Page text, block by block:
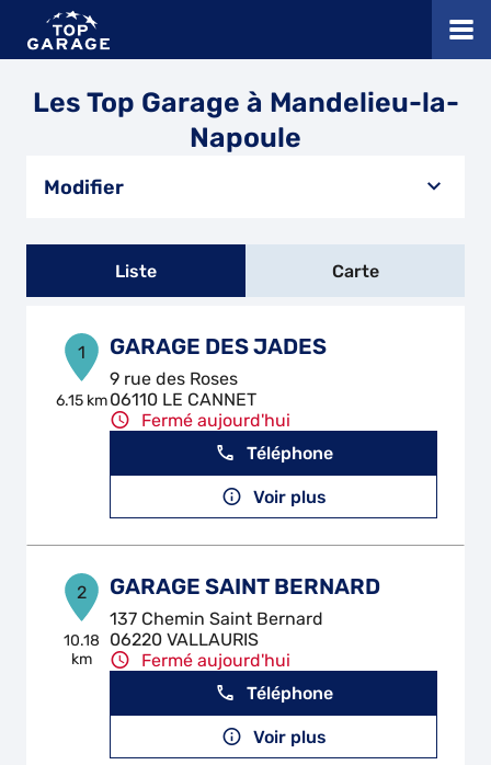
Les Top Garage à Mandelieu-la-
Napoule
Modifier
Liste Carte
1
6.15 km
GARAGE DES JADES
9 rue des Roses
06110 LE CANNET
Fermé aujourd'hui
Téléphone
Voir plus
2
10.18
km
GARAGE SAINT BERNARD
137 Chemin Saint Bernard
06220 VALLAURIS
Fermé aujourd'hui
Téléphone
Voir plus